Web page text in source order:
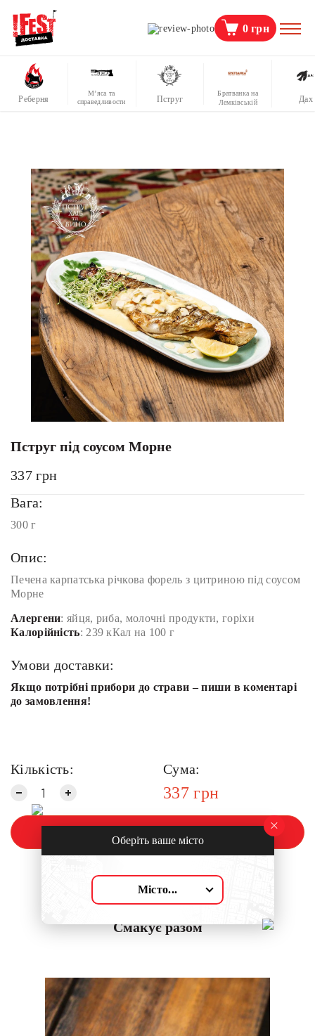
0грн
Реберня
М’яса та
справедливости
Пструг
Братванка на
Лемківській
Дах
Пструг під соусом Морне
337 грн
Вага:
300 г
Опис:
Печена карпатська річкова форель з цитриною під соусом
Морне
Алергени: яйця, риба, молочні продукти, горіхи
Калорійність: 239 кКал на 100 г
Умови доставки:
Якщо потрібні прибори до страви – пиши в коментарі
до замовлення!
Кількість: Сума:
337 грн
Замовити
Смакує разом
Оберіть ваше місто
Місто...